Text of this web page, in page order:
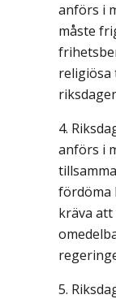
anförs i
måste
anförs i
fördöma
kräva